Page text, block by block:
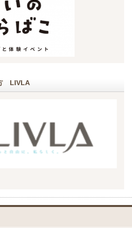
LIVLA